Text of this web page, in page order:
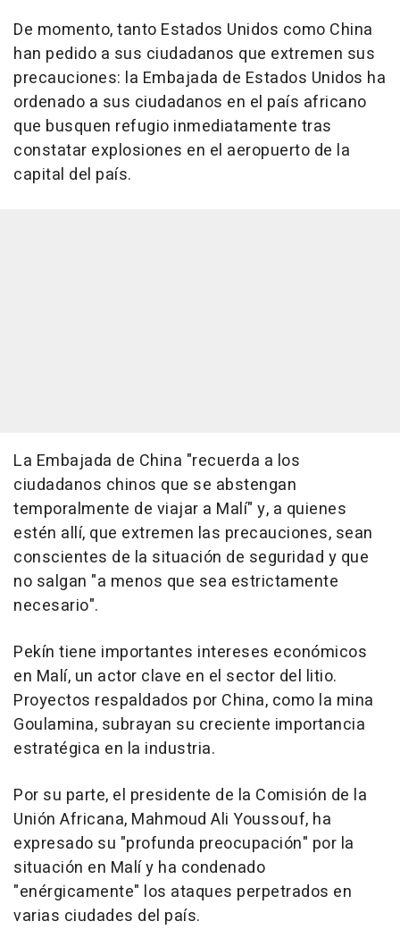
De momento, tanto Estados Unidos como China
han pedido a sus ciudadanos que extremen sus
precauciones: la Embajada de Estados Unidos ha
ordenado a sus ciudadanos en el país africano
que busquen refugio inmediatamente tras
constatar explosiones en el aeropuerto de la
capital del país.
La Embajada de China "recuerda a los
ciudadanos chinos que se abstengan
temporalmente de viajar a Malí" y, a quienes
estén allí, que extremen las precauciones, sean
conscientes de la situación de seguridad y que
no salgan "a menos que sea estrictamente
necesario".
Pekín tiene importantes intereses económicos
en Malí, un actor clave en el sector del litio.
Proyectos respaldados por China, como la mina
Goulamina, subrayan su creciente importancia
estratégica en la industria.
Por su parte, el presidente de la Comisión de la
Unión Africana, Mahmoud Ali Youssouf, ha
expresado su "profunda preocupación" por la
situación en Malí y ha condenado
"enérgicamente" los ataques perpetrados en
varias ciudades del país.